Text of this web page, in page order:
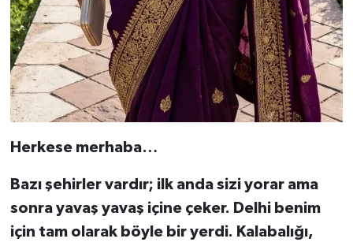
Herkese merhaba…
Bazı şehirler vardır; ilk anda sizi yorar ama
sonra yavaş yavaş içine çeker. Delhi benim
için tam olarak böyle bir yerdi. Kalabalığı,